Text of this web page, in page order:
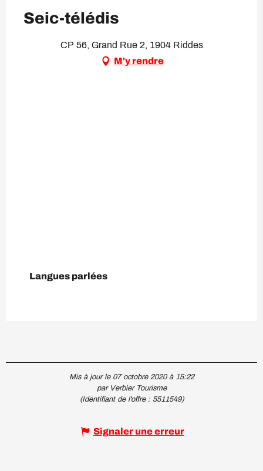
Seic-télédis
CP 56, Grand Rue 2, 1904 Riddes
M'y rendre
Langues parlées
Langues parlées
Mis à jour le 07 octobre 2020 à 15:22
par Verbier Tourisme
(Identifiant de l'offre : 5511549)
Signaler une erreur